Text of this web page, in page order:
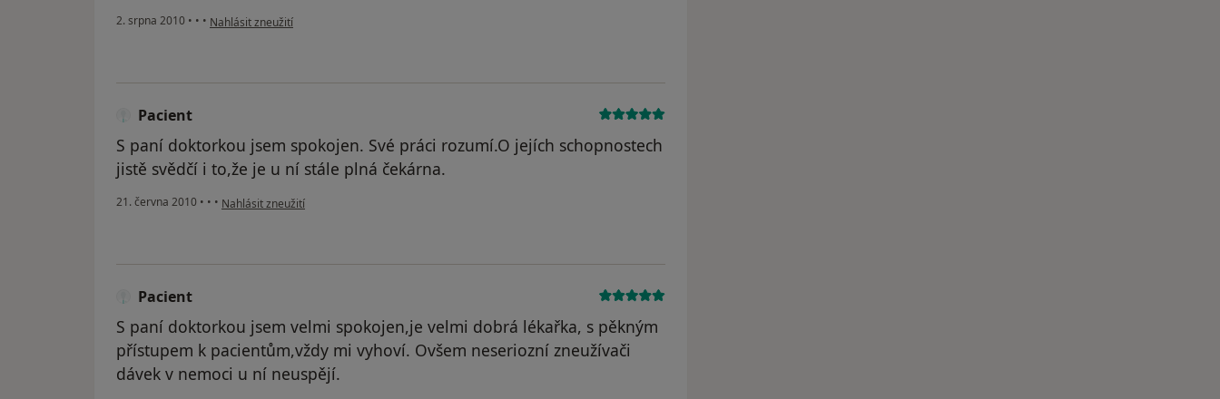
2. srpna 2010 • • • podle názoru uživatele Pacient
Nahlásit zneužití
Pacient
S paní doktorkou jsem spokojen. Své práci rozumí.O jejích schopnostech
jistě svědčí i to,že je u ní stále plná čekárna.
21. června 2010 • • • podle názoru uživatele Pacient
Nahlásit zneužití
Pacient
S paní doktorkou jsem velmi spokojen,je velmi dobrá lékařka, s pěkným
přístupem k pacientům,vždy mi vyhoví. Ovšem neseriozní zneužívači
dávek v nemoci u ní neuspějí.